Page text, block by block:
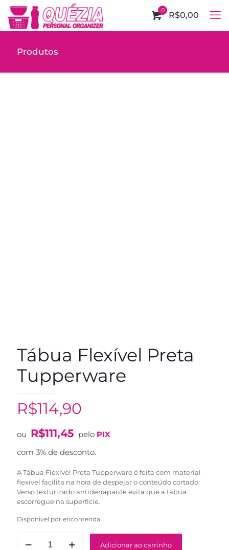
0 R$0,00
Produtos
Tábua Flexível Preta
Tupperware
R$114,90
ou R$111,45 pelo PIX
com 3% de desconto.
A Tábua Flexível Preta Tupperware é feita com material
flexível facilita na hora de despejar o conteúdo cortado.
Verso texturizado antiderrapante evita que a tábua
escorregue na superfície.
Disponível por encomenda
Flexível
Adicionar ao carrinho